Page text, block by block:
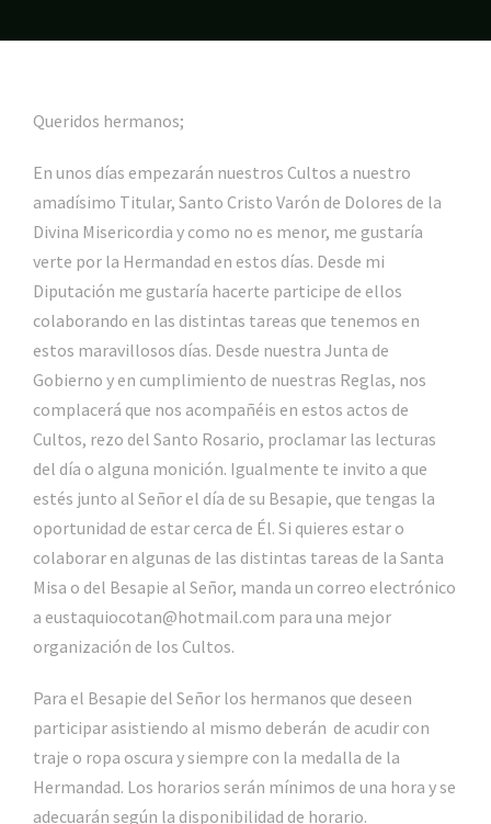
Queridos hermanos;
En unos días empezarán nuestros Cultos a nuestro
amadísimo Titular, Santo Cristo Varón de Dolores de la
Divina Misericordia y como no es menor, me gustaría
verte por la Hermandad en estos días. Desde mi
Diputación me gustaría hacerte participe de ellos
colaborando en las distintas tareas que tenemos en
estos maravillosos días. Desde nuestra Junta de
Gobierno y en cumplimiento de nuestras Reglas, nos
complacerá que nos acompañéis en estos actos de
Cultos, rezo del Santo Rosario, proclamar las lecturas
del día o alguna monición. Igualmente te invito a que
estés junto al Señor el día de su Besapie, que tengas la
oportunidad de estar cerca de Él. Si quieres estar o
colaborar en algunas de las distintas tareas de la Santa
Misa o del Besapie al Señor, manda un correo electrónico
a eustaquiocotan@hotmail.com para una mejor
organización de los Cultos.
Para el Besapie del Señor los hermanos que deseen
participar asistiendo al mismo deberán de acudir con
traje o ropa oscura y siempre con la medalla de la
Hermandad. Los horarios serán mínimos de una hora y se
adecuarán según la disponibilidad de horario.